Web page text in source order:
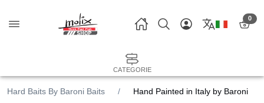
0
CATEGORIE
Hard Baits By Baroni Baits Hand Painted in Italy by Baroni